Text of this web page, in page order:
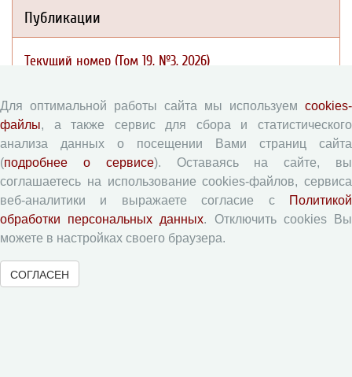
Публикации
Текущий номер (Том 19, №3, 2026)
Рубрики
Авторы
Статьи
Поиск
Подборка статей
Авторам
Правила для авторов
Для оптимальной работы сайта мы используем cookies-
файлы, а также сервис для сбора и статистического
анализа данных о посещении Вами страниц сайта
(подробнее о сервисе). Оставаясь на сайте, вы
соглашаетесь на использование cookies-файлов, сервиса
веб-аналитики и выражаете согласие с
Политикой
обработки персональных данных. Отключить cookies Вы
можете в настройках своего браузера.
СОГЛАСЕН